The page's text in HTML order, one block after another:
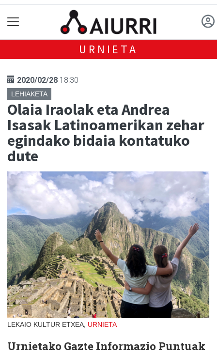
URNIETA
2020/02/28 18:30
LEHIAKETA
Olaia Iraolak eta Andrea
Isasak Latinoamerikan zehar
egindako bidaia kontatuko
dute
LEKAIO KULTUR ETXEA, URNIETA
Urnietako Gazte Informazio Puntuak